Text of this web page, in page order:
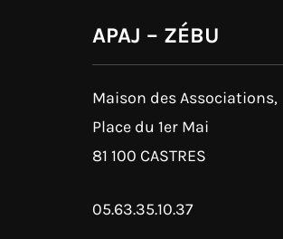
APAJ – ZÉBU
Maison des Associations,
Place du 1er Mai
81 100 CASTRES
05.63.35.10.37